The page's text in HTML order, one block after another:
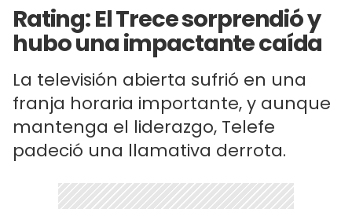
Rating: El Trece sorprendió y
hubo una impactante caída
La televisión abierta sufrió en una
franja horaria importante, y aunque
mantenga el liderazgo, Telefe
padeció una llamativa derrota.